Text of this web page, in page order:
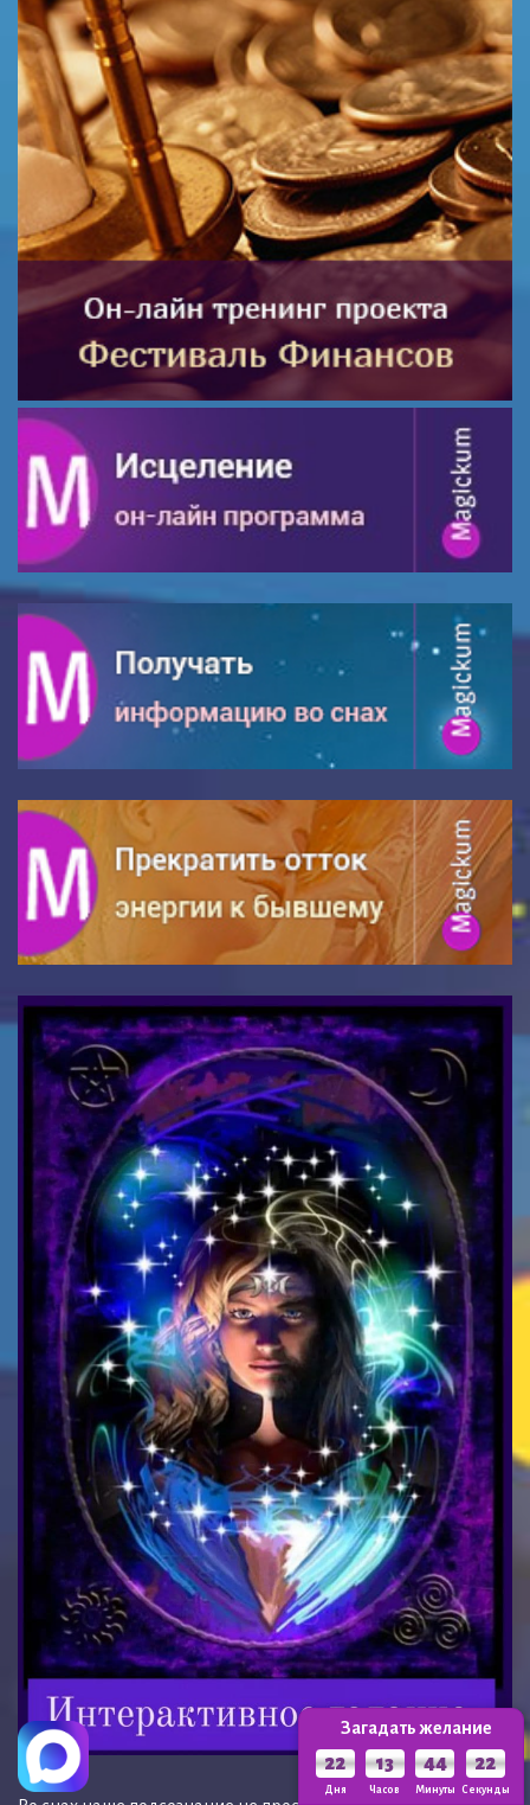
Загадать желание
22
Дня
13
Часов
44
Минуты
19
Секунд